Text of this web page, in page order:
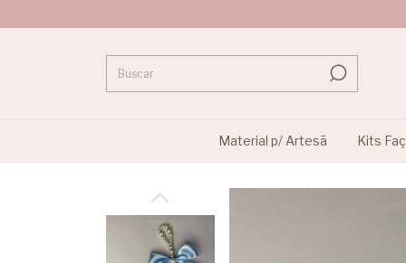
Material p/ Artesã Kits